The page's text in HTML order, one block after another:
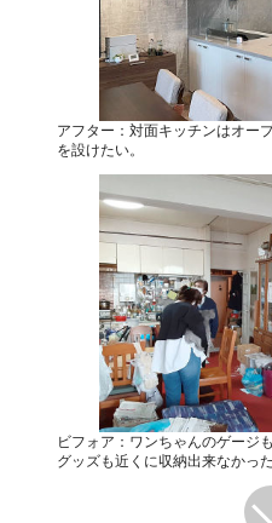
アフター：対面キッチンはオー
を設けたい。
ビフォア：ワンちゃんのゲージ
グッズも近くに収納出来なかっ